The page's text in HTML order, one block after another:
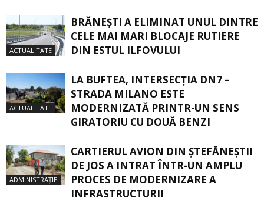
ACTUALITATE
BRĂNEȘTI A ELIMINAT UNUL DINTRE
CELE MAI MARI BLOCAJE RUTIERE
DIN ESTUL ILFOVULUI
ACTUALITATE
LA BUFTEA, INTERSECŢIA DN7 –
STRADA MILANO ESTE
MODERNIZATĂ PRINTR-UN SENS
GIRATORIU CU DOUĂ BENZI
ADMINISTRAȚIE
CARTIERUL AVION DIN ŞTEFĂNEŞTII
DE JOS A INTRAT ÎNTR-UN AMPLU
PROCES DE MODERNIZARE A
INFRASTRUCTURII